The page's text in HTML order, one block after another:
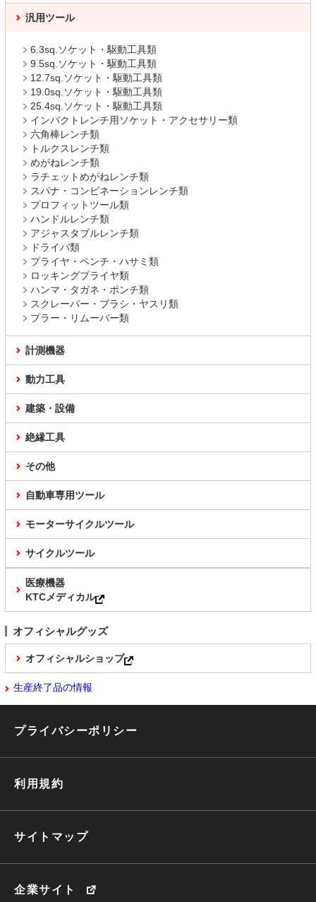
汎用ツール
6.3sq.ソケット・駆動工具類
9.5sq.ソケット・駆動工具類
12.7sq.ソケット・駆動工具類
19.0sq.ソケット・駆動工具類
25.4sq.ソケット・駆動工具類
インパクトレンチ用ソケット・アクセサリー類
六角棒レンチ類
トルクスレンチ類
めがねレンチ類
ラチェットめがねレンチ類
スパナ・コンビネーションレンチ類
プロフィットツール類
ハンドルレンチ類
アジャスタブルレンチ類
ドライバ類
プライヤ・ペンチ・ハサミ類
ロッキングプライヤ類
ハンマ・タガネ・ポンチ類
スクレーパー・ブラシ・ヤスリ類
プラー・リムーバー類
計測機器
動力工具
建築・設備
絶縁工具
その他
自動車専用ツール
モーターサイクルツール
サイクルツール
医療機器
KTCメディカル
オフィシャルグッズ
オフィシャルショップ
生産終了品の情報
プライバシーポリシー
利用規約
サイトマップ
企業サイト